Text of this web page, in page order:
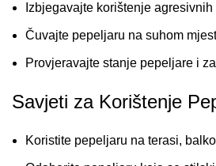
Izbjegavajte korištenje
Čuvajte pepeljaru na suhom
Provjeravajte stanje pepeljare i
Savjeti za Korištenje
Koristite pepeljaru na terasi,